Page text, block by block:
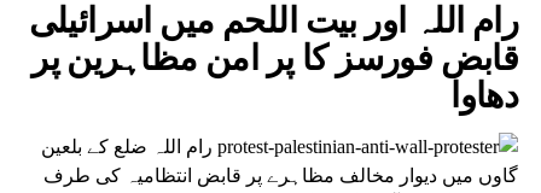
رام اللہ اور بیت اللحم میں اسرائیلی
قابض فورسز کا پر امن مظاہرین پر
دھاوا
رام اللہ ضلع کے بلعین
گاوں میں دیوار مخالف مظاہرے پر قابض انتظامیہ کی طرف